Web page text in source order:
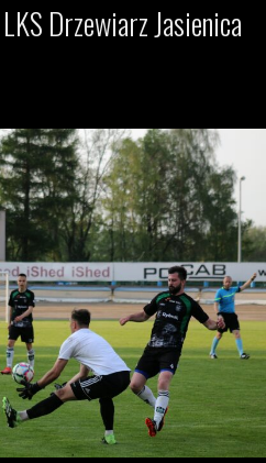
Drzewiarz Jasienica